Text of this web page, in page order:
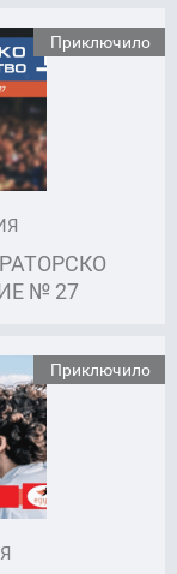
Приключило
№ 27
Приключило